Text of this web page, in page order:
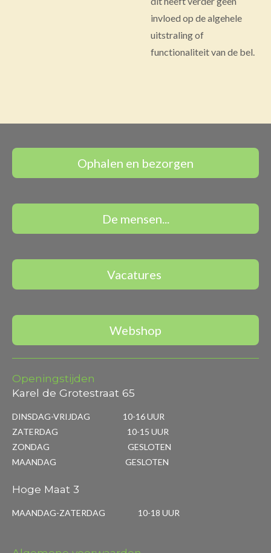
invloed op de algehele
uitstraling of
functionaliteit van de bel.
Ophalen en bezorgen
De mensen...
Vacatures
Webshop
Openingstijden
Karel de Grotestraat 65
DINSDAG-VRIJDAG 10-16 UUR
ZATERDAG 10-15 UUR
ZONDAG GESLOTEN
MAANDAG GESLOTEN
Hoge Maat 3
MAANDAG-ZATERDAG 10-18 UUR